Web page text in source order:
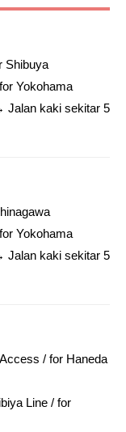
Shibuya
Yokohama
Jalan kaki sekitar 5
Yokohama
Jalan kaki sekitar 5
/ for Haneda
Line / for